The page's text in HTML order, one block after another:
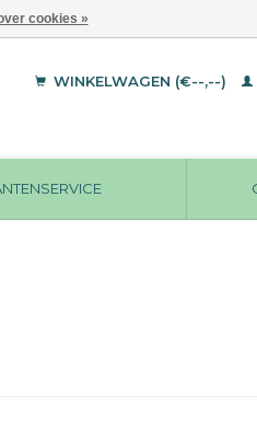
WINKELWAGEN (€--,--)
cookies »